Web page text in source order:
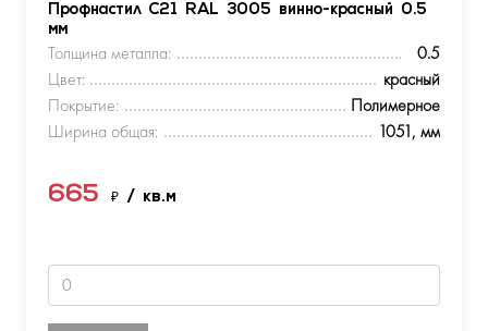
Профнастил С21 RAL 3005 винно-красный 0.5
мм
Толщина металла:
0.5
Цвет:
красный
Покрытие:
Полимерное
Ширина общая:
1051, мм
665 ₽ / кв.м